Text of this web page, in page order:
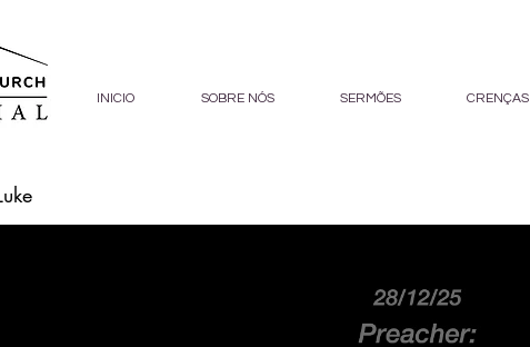
INICIO SOBRE NÓS SERMÕES CRENÇAS